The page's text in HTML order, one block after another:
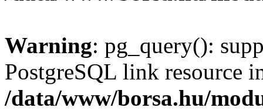
Warning: pg_query():
PostgreSQL link resource
/data/www/borsa.hu/